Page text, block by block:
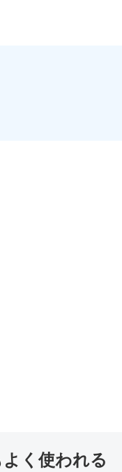
く使われる